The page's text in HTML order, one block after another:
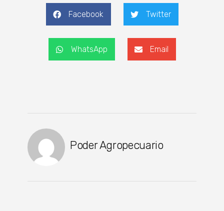
Facebook Twitter
WhatsApp Email
Poder Agropecuario